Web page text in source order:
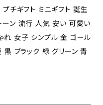
プチギフト ミニギフト 誕生
ーン 流行 人気 安い 可愛い
れ 女子 シンプル 金 ゴール
黒 ブラック 緑 グリーン 青